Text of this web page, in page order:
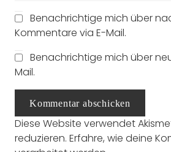
Benachrichtige mich über
Kommentare via E-Mail.
Benachrichtige mich über
Mail.
Kommentar abschicken
Diese Website verwendet
reduzieren. Erfahre, wie deine